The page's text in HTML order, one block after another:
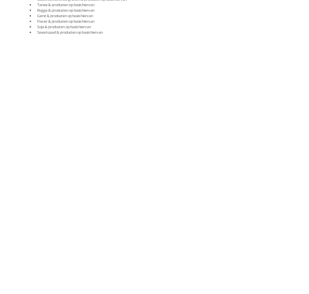
Tarwe & producten op basis hiervan
Rogge & producten op basis hiervan
Gerst & producten op basis hiervan
Haver & producten op basis hiervan
Soja & producten op basis hiervan
Sesamzaad & producten op basis hiervan